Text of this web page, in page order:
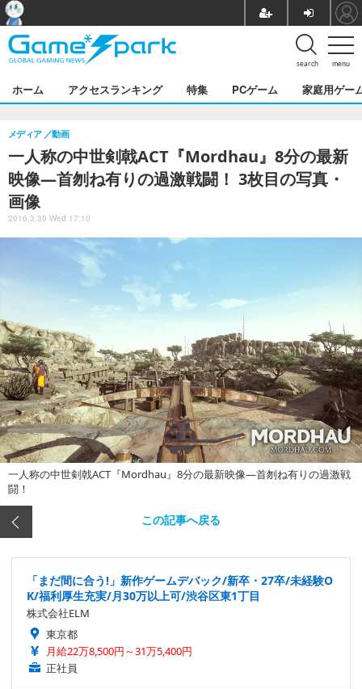
menu
search
ホーム アクセスランキング 特集 PCゲーム 家庭用ゲー
一人称の中世剣戟ACT『Mordhau』8分の最新
映像―首刎ね有りの過激戦闘！ 3枚目の写真・
画像
メディア 動画
2016.3.30 Wed 17:10
一人称の中世剣戟ACT『Mordhau』8分の最新映像―首刎ね有りの過激戦
闘！
この記事へ戻る
「まだ間に合う!」新作ゲームデバック/新卒・27卒/未経験O
K/福利厚生充実/月30万以上可/渋谷区東1丁目
株式会社ELM
東京都
月給22万8,500円～31万5,400円
正社員